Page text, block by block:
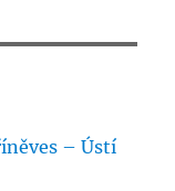
– Ústí